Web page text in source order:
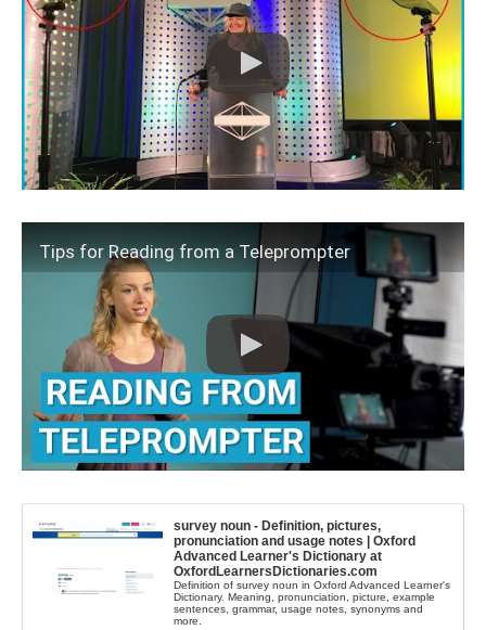
Tips for Reading from a Teleprompter
survey noun - Definition, pictures,
pronunciation and usage notes | Oxford
Advanced Learner's Dictionary at
OxfordLearnersDictionaries.com
Definition of survey noun in Oxford Advanced Learner's
Dictionary. Meaning, pronunciation, picture, example
sentences, grammar, usage notes, synonyms and
more.